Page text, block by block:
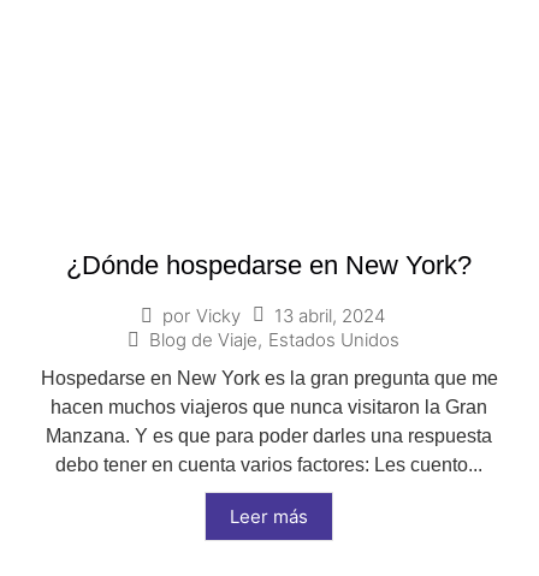
¿Dónde hospedarse en New York?
por Vicky
13 abril, 2024
Blog de Viaje, Estados Unidos
Hospedarse en New York es la gran pregunta que me
hacen muchos viajeros que nunca visitaron la Gran
Manzana. Y es que para poder darles una respuesta
debo tener en cuenta varios factores: Les cuento...
Leer más